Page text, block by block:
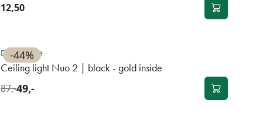
12,50
-44%
Disponible
Ceiling light Nuo 2 | black - gold inside
87,-49,-